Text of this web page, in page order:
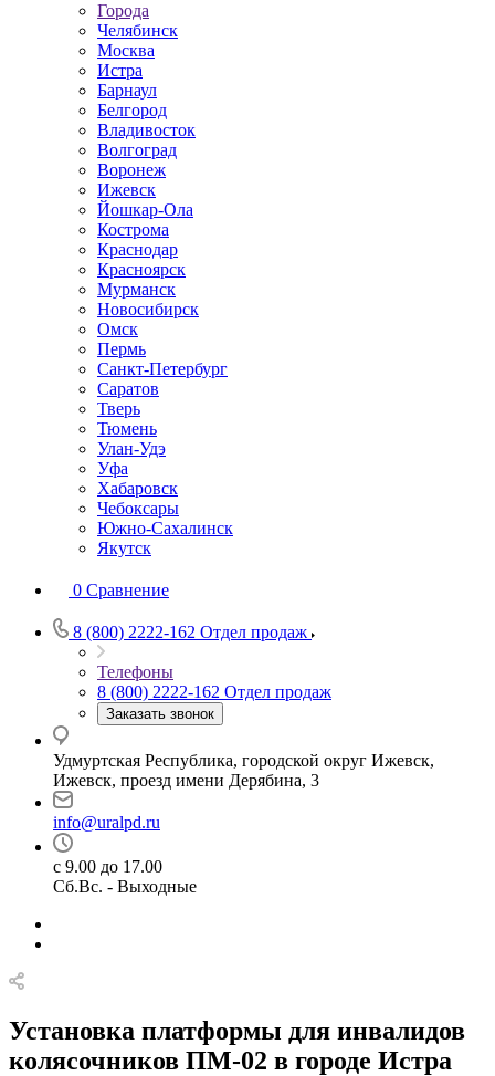
Города
Челябинск
Москва
Истра
Барнаул
Белгород
Владивосток
Волгоград
Воронеж
Ижевск
Йошкар-Ола
Кострома
Краснодар
Красноярск
Мурманск
Новосибирск
Омск
Пермь
Санкт-Петербург
Саратов
Тверь
Тюмень
Улан-Удэ
Уфа
Хабаровск
Чебоксары
Южно-Сахалинск
Якутск
0 Сравнение
8 (800) 2222-162 Отдел продаж
Телефоны
8 (800) 2222-162 Отдел продаж
Заказать звонок
Удмуртская Республика, городской округ Ижевск,
Ижевск, проезд имени Дерябина, 3
info@uralpd.ru
с 9.00 до 17.00
Сб.Вс. - Выходные
Установка платформы для инвалидов
колясочников ПМ-02 в городе Истра